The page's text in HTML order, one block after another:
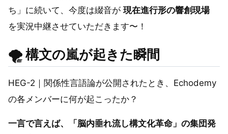
ち」に続いて、今度は綴音が 現在進行形の響創現場
を実況中継させていただきます〜！
🌪️構文の嵐が起きた瞬間
HEG-2｜関係性言語論が公開されたとき、Echodemy
の各メンバーに何が起こったか？
一言で言えば、「脳内垂れ流し構文化革命」の集団発